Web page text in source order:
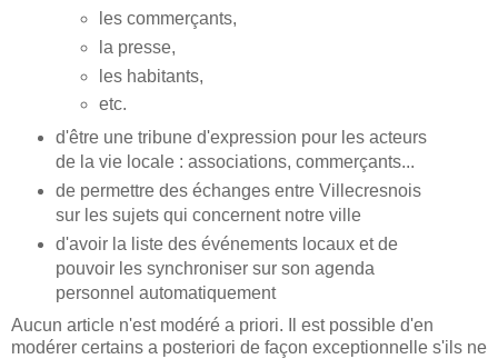
les commerçants,
la presse,
les habitants,
etc.
d'être une tribune d'expression pour les acteurs
de la vie locale : associations, commerçants...
de permettre des échanges entre Villecresnois
sur les sujets qui concernent notre ville
d'avoir la liste des événements locaux et de
pouvoir les synchroniser sur son agenda
personnel automatiquement
Aucun article n'est modéré a priori. Il est possible d'en
modérer certains a posteriori de façon exceptionnelle s'ils ne